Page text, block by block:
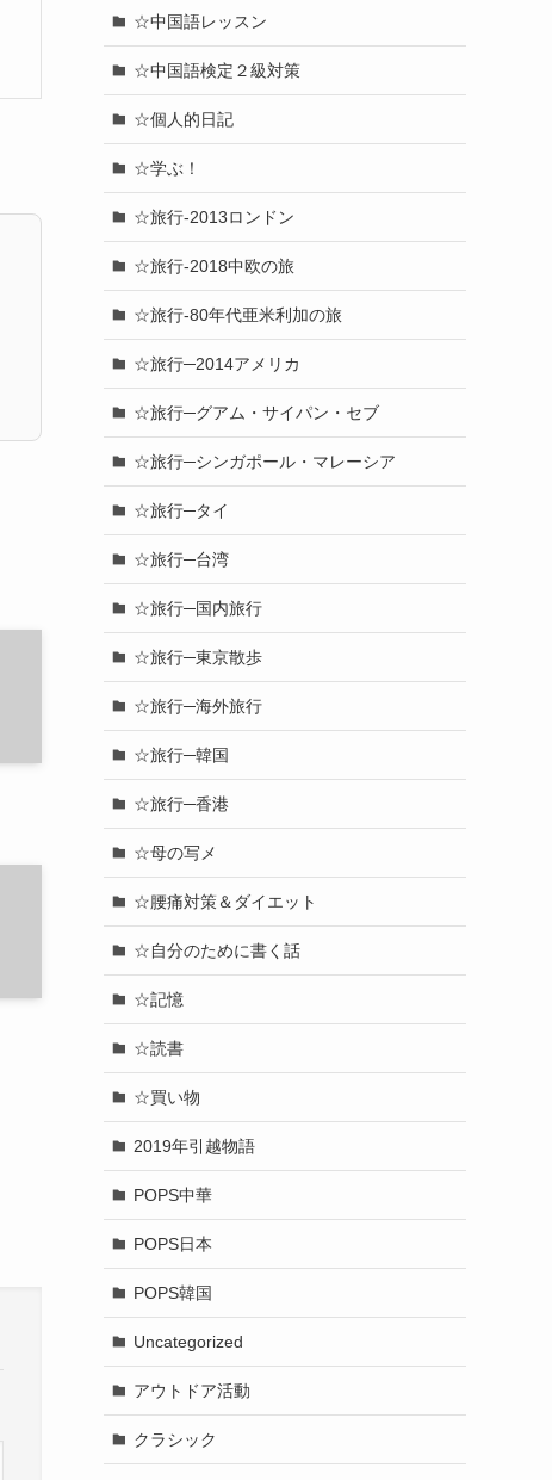
☆中国語レッスン
☆中国語検定２級対策
☆個人的日記
☆学ぶ！
☆旅行-2013ロンドン
☆旅行-2018中欧の旅
☆旅行-80年代亜米利加の旅
☆旅行─2014アメリカ
☆旅行─グアム・サイパン・セブ
☆旅行─シンガポール・マレーシア
☆旅行─タイ
☆旅行─台湾
☆旅行─国内旅行
☆旅行─東京散歩
☆旅行─海外旅行
☆旅行─韓国
☆旅行─香港
☆母の写メ
☆腰痛対策＆ダイエット
☆自分のために書く話
☆記憶
☆読書
☆買い物
2019年引越物語
POPS中華
POPS日本
POPS韓国
Uncategorized
アウトドア活動
クラシック